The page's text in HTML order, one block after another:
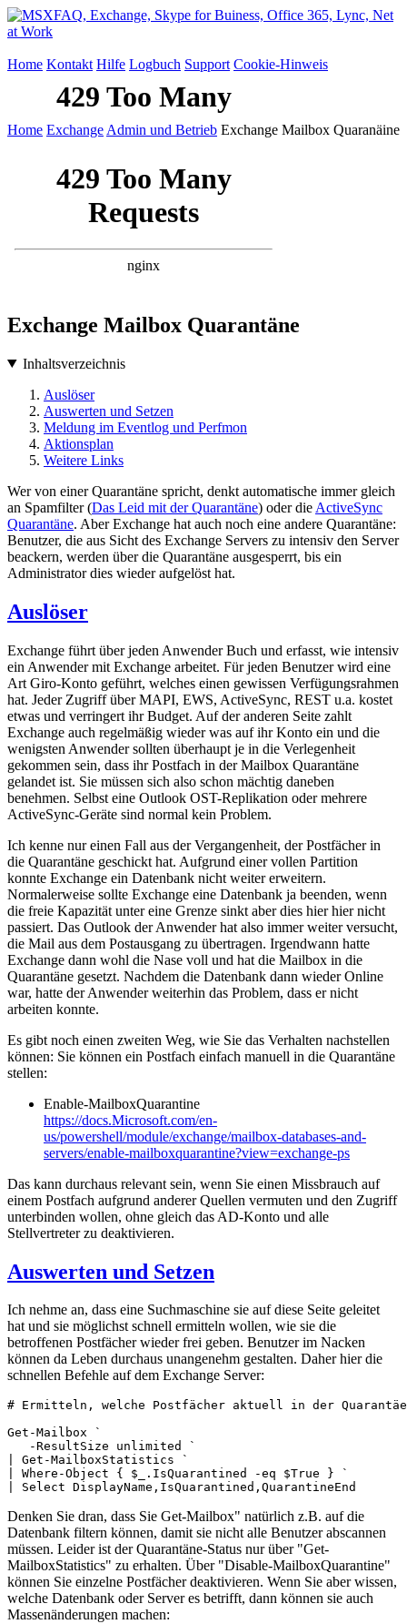
Home Kontakt Hilfe Logbuch Support Cookie-Hinweis
Home Exchange Admin und Betrieb Exchange Mailbox Quaranäine
Exchange Mailbox Quarantäne
Inhaltsverzeichnis
Auslöser
Auswerten und Setzen
Meldung im Eventlog und Perfmon
Aktionsplan
Weitere Links
Wer von einer Quarantäne spricht, denkt automatische immer gleich
an Spamfilter (Das Leid mit der Quarantäne) oder die ActiveSync
Quarantäne. Aber Exchange hat auch noch eine andere Quarantäne:
Benutzer, die aus Sicht des Exchange Servers zu intensiv den Server
beackern, werden über die Quarantäne ausgesperrt, bis ein
Administrator dies wieder aufgelöst hat.
Auslöser
Exchange führt über jeden Anwender Buch und erfasst, wie intensiv
ein Anwender mit Exchange arbeitet. Für jeden Benutzer wird eine
Art Giro-Konto geführt, welches einen gewissen Verfügungsrahmen
hat. Jeder Zugriff über MAPI, EWS, ActiveSync, REST u.a. kostet
etwas und verringert ihr Budget. Auf der anderen Seite zahlt
Exchange auch regelmäßig wieder was auf ihr Konto ein und die
wenigsten Anwender sollten überhaupt je in die Verlegenheit
gekommen sein, dass ihr Postfach in der Mailbox Quarantäne
gelandet ist. Sie müssen sich also schon mächtig daneben
benehmen. Selbst eine Outlook OST-Replikation oder mehrere
ActiveSync-Geräte sind normal kein Problem.
Ich kenne nur einen Fall aus der Vergangenheit, der Postfächer in
die Quarantäne geschickt hat. Aufgrund einer vollen Partition
konnte Exchange ein Datenbank nicht weiter erweitern.
Normalerweise sollte Exchange eine Datenbank ja beenden, wenn
die freie Kapazität unter eine Grenze sinkt aber dies hier hier nicht
passiert. Das Outlook der Anwender hat also immer weiter versucht,
die Mail aus dem Postausgang zu übertragen. Irgendwann hatte
Exchange dann wohl die Nase voll und hat die Mailbox in die
Quarantäne gesetzt. Nachdem die Datenbank dann wieder Online
war, hatte der Anwender weiterhin das Problem, dass er nicht
arbeiten konnte.
Es gibt noch einen zweiten Weg, wie Sie das Verhalten nachstellen
können: Sie können ein Postfach einfach manuell in die Quarantäne
stellen:
Enable-MailboxQuarantine
https://docs.Microsoft.com/en-
us/powershell/module/exchange/mailbox-databases-and-
servers/enable-mailboxquarantine?view=exchange-ps
Das kann durchaus relevant sein, wenn Sie einen Missbrauch auf
einem Postfach aufgrund anderer Quellen vermuten und den Zugriff
unterbinden wollen, ohne gleich das AD-Konto und alle
Stellvertreter zu deaktivieren.
Auswerten und Setzen
Ich nehme an, dass eine Suchmaschine sie auf diese Seite geleitet
hat und sie möglichst schnell ermitteln wollen, wie sie die
betroffenen Postfächer wieder frei geben. Benutzer im Nacken
können da Leben durchaus unangenehm gestalten. Daher hier die
schnellen Befehle auf dem Exchange Server:
# Ermitteln, welche Postfächer aktuell in der
Get-Mailbox `
   -ResultSize unlimited `
| Get-MailboxStatistics `
| Where-Object { $_.IsQuarantined -eq $True } `
| Select DisplayName,IsQuarantined,QuarantineEnd
Denken Sie dran, dass Sie Get-Mailbox" natürlich z.B. auf die
Datenbank filtern können, damit sie nicht alle Benutzer abscannen
müssen. Leider ist der Quarantäne-Status nur über "Get-
MailboxStatistics" zu erhalten. Über "Disable-MailboxQuarantine"
können Sie einzelne Postfächer deaktivieren. Wenn Sie aber wissen,
welche Datenbank oder Server es betrifft, dann können sie auch
Massenänderungen machen: